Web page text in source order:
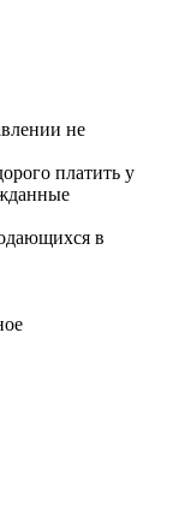
не
платить у
в